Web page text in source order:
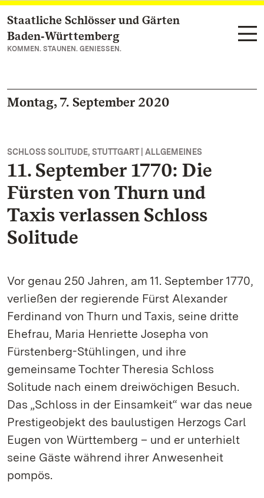
Zum Hauptinhalt springen
Staatliche Schlösser und Gärten
Baden‑Württemberg
KOMMEN. STAUNEN. GENIESSEN.
Montag, 7. September 2020
SCHLOSS SOLITUDE, STUTTGART | ALLGEMEINES
11. September 1770: Die
Fürsten von Thurn und
Taxis verlassen Schloss
Solitude
Vor genau 250 Jahren, am 11. September 1770,
verließen der regierende Fürst Alexander
Ferdinand von Thurn und Taxis, seine dritte
Ehefrau, Maria Henriette Josepha von
Fürstenberg-Stühlingen, und ihre
gemeinsame Tochter Theresia Schloss
Solitude nach einem dreiwöchigen Besuch.
Das „Schloss in der Einsamkeit“ war das neue
Prestigeobjekt des baulustigen Herzogs Carl
Eugen von Württemberg – und er unterhielt
seine Gäste während ihrer Anwesenheit
pompös.